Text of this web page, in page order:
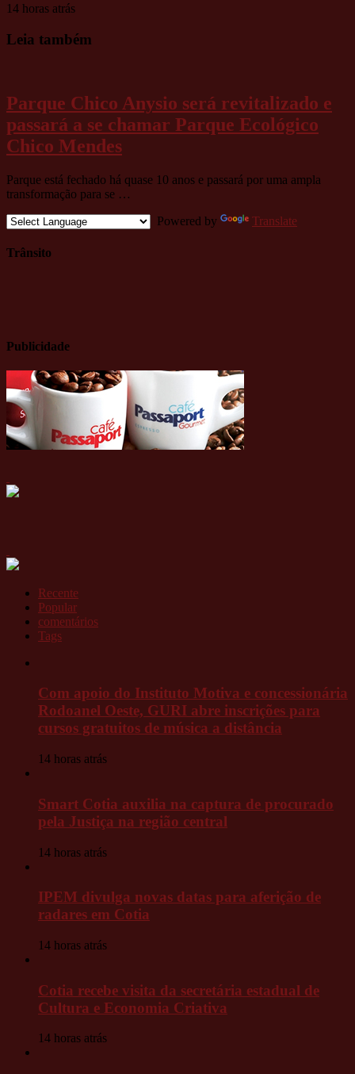
14 horas atrás
Leia também
Parque Chico Anysio será revitalizado e
passará a se chamar Parque Ecológico
Chico Mendes
Parque está fechado há quase 10 anos e passará por uma ampla
transformação para se …
Powered by
Translate
Trânsito
Publicidade
Recente
Popular
comentários
Tags
Com apoio do Instituto Motiva e concessionária
Rodoanel Oeste, GURI abre inscrições para
cursos gratuitos de música a distância
14 horas atrás
Smart Cotia auxilia na captura de procurado
pela Justiça na região central
14 horas atrás
IPEM divulga novas datas para aferição de
radares em Cotia
14 horas atrás
Cotia recebe visita da secretária estadual de
Cultura e Economia Criativa
14 horas atrás